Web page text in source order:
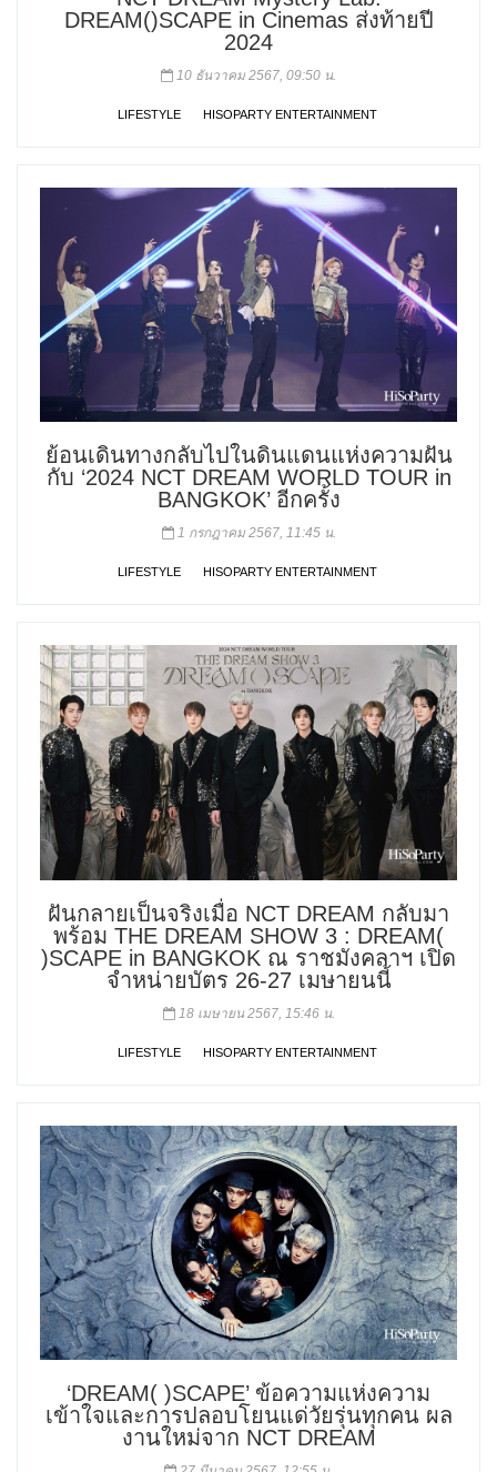
DREAM()SCAPE in Cinemas ส่งท้ายปี
2024
10 ธันวาคม 2567, 09:50 น.
LIFESTYLE HISOPARTY ENTERTAINMENT
ย้อนเดินทางกลับไปในดินแดนแห่งความฝัน
กับ ‘2024 NCT DREAM WORLD TOUR in
BANGKOK’ อีกครั้ง
1 กรกฎาคม 2567, 11:45 น.
LIFESTYLE HISOPARTY ENTERTAINMENT
ฝันกลายเป็นจริงเมื่อ NCT DREAM กลับมา
พร้อม THE DREAM SHOW 3 : DREAM(
)SCAPE in BANGKOK ณ ราชมังคลาฯ เปิด
จำหน่ายบัตร 26-27 เมษายนนี้
18 เมษายน 2567, 15:46 น.
LIFESTYLE HISOPARTY ENTERTAINMENT
‘DREAM( )SCAPE’ ข้อความแห่งความ
เข้าใจและการปลอบโยนแด่วัยรุ่นทุกคน ผล
งานใหม่จาก NCT DREAM